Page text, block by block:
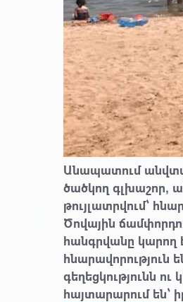
Անապատում
ծածկող գլխաշոր,
թույլատրվում՝
Ծովային
հանգրվանը կարող
հնարավորություն
գեղեցկությունն
հայտարարում են՝